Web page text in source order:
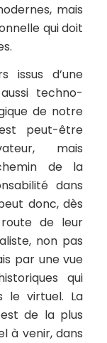
mais
qui doit
issus d’une
techno-
de notre
peut-être
mais
de la
dans
donc, dès
de leur
non pas
par une vue
qui
le virtuel. La
de la plus
à venir, dans